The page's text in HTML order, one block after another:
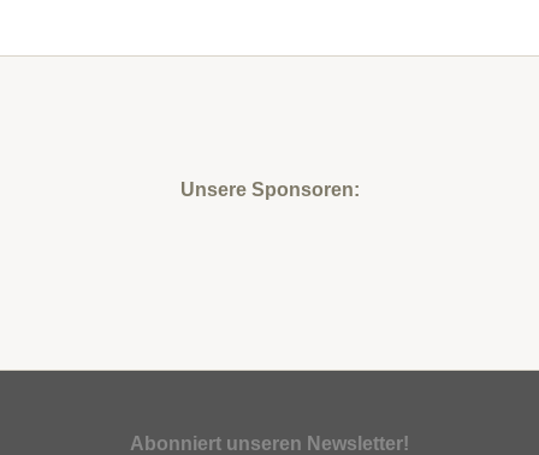
Unsere Sponsoren:
Abonniert unseren Newsletter!